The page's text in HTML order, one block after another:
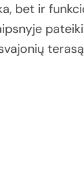
bet ir